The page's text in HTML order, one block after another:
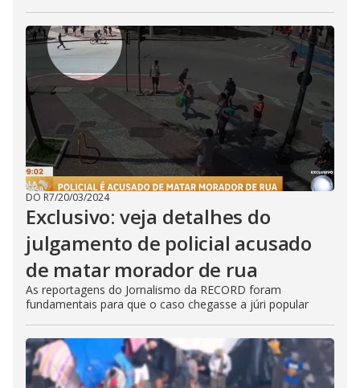
DO R7/20/03/2024
Exclusivo: veja detalhes do
julgamento de policial acusado
de matar morador de rua
As reportagens do Jornalismo da RECORD foram
fundamentais para que o caso chegasse a júri popular